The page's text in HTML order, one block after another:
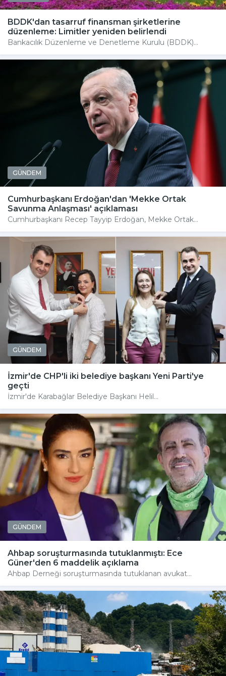
BDDK'dan tasarruf finansman şirketlerine
düzenleme: Limitler yeniden belirlendi
Bankacılık Düzenleme ve Denetleme Kurulu (BDDK)...
GÜNDEM
Cumhurbaşkanı Erdoğan'dan 'Mekke Ortak
Savunma Anlaşması' açıklaması
Cumhurbaşkanı Recep Tayyip Erdoğan, Mekke Ortak...
GÜNDEM
İzmir'de CHP'li iki belediye başkanı Yeni Parti'ye
geçti
İzmir'de Karabağlar Belediye Başkanı Helil...
GÜNDEM
Ahbap soruşturmasında tutuklanmıştı: Ece
Güner'den 6 maddelik açıklama
Ahbap Derneği soruşturmasında tutuklanan avukat...